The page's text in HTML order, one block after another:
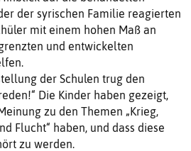
der syrischen Familie reagierten
mit einem hohen Maß an
und entwickelten
der Schulen trug den
Die Kinder haben gezeigt,
zu den Themen „Krieg,
Flucht“ haben, und dass diese
zu werden.